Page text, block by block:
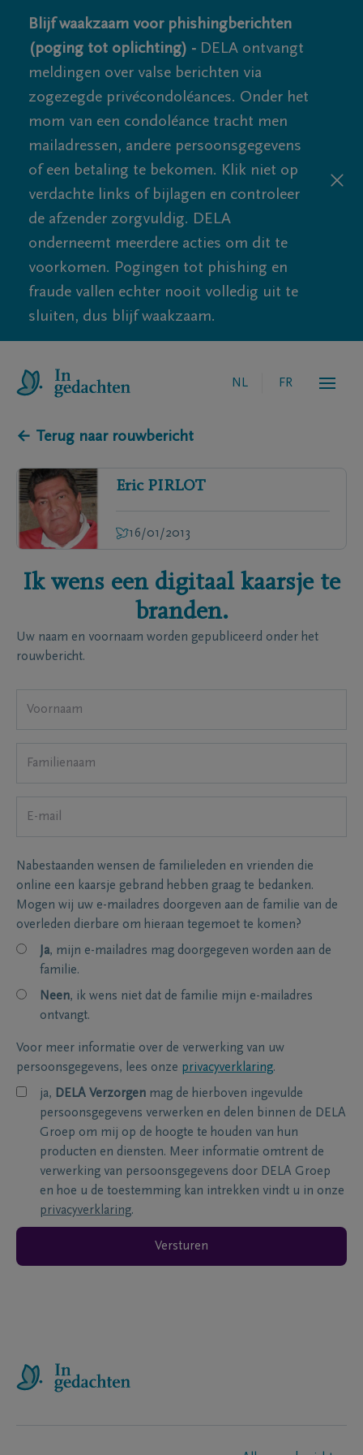
Blijf waakzaam voor phishingberichten
(poging tot oplichting) - DELA ontvangt
meldingen over valse berichten via
zogezegde privécondoléances. Onder het
mom van een condoléance tracht men
mailadressen, andere persoonsgegevens
of een betaling te bekomen. Klik niet op
verdachte links of bijlagen en controleer
de afzender zorgvuldig. DELA
onderneemt meerdere acties om dit te
voorkomen. Pogingen tot phishing en
fraude vallen echter nooit volledig uit te
sluiten, dus blijf waakzaam.
NL FR
← Terug naar rouwbericht
Eric PIRLOT
16/01/2013
Ik wens een digitaal kaarsje te
branden.
Uw naam en voornaam worden gepubliceerd onder het
rouwbericht.
Nabestaanden wensen de familieleden en vrienden die
online een kaarsje gebrand hebben graag te bedanken.
Mogen wij uw e-mailadres doorgeven aan de familie van de
overleden dierbare om hieraan tegemoet te komen?
Ja, mijn e-mailadres mag doorgegeven worden aan de
familie.
Neen, ik wens niet dat de familie mijn e-mailadres
ontvangt.
Voor meer informatie over de verwerking van uw
persoonsgegevens, lees onze privacyverklaring.
ja, DELA Verzorgen mag de hierboven ingevulde
persoonsgegevens verwerken en delen binnen de DELA
Groep om mij op de hoogte te houden van hun
producten en diensten. Meer informatie omtrent de
verwerking van persoonsgegevens door DELA Groep
en hoe u de toestemming kan intrekken vindt u in onze
privacyverklaring.
Versturen